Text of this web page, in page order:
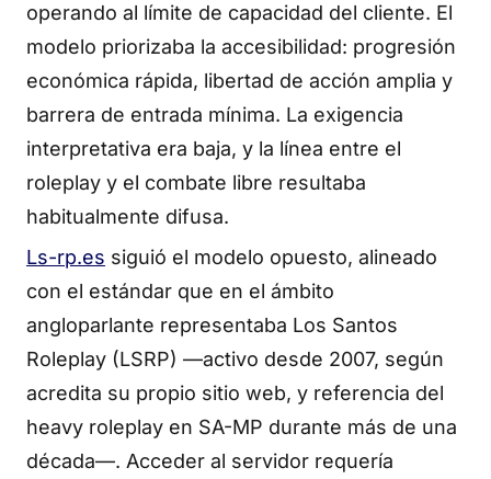
operando al límite de capacidad del cliente. El
modelo priorizaba la accesibilidad: progresión
económica rápida, libertad de acción amplia y
barrera de entrada mínima. La exigencia
interpretativa era baja, y la línea entre el
roleplay y el combate libre resultaba
habitualmente difusa.
Ls-rp.es siguió el modelo opuesto, alineado
con el estándar que en el ámbito
angloparlante representaba Los Santos
Roleplay (LSRP) —activo desde 2007, según
acredita su propio sitio web, y referencia del
heavy roleplay en SA-MP durante más de una
década—. Acceder al servidor requería